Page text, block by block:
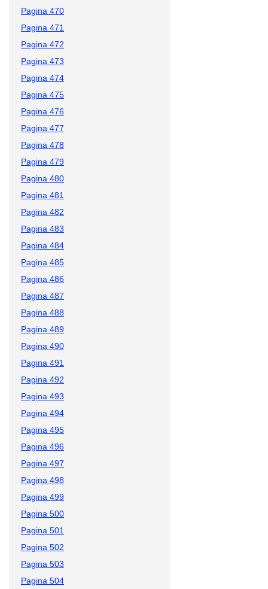
Pagina 470
Pagina 471
Pagina 472
Pagina 473
Pagina 474
Pagina 475
Pagina 476
Pagina 477
Pagina 478
Pagina 479
Pagina 480
Pagina 481
Pagina 482
Pagina 483
Pagina 484
Pagina 485
Pagina 486
Pagina 487
Pagina 488
Pagina 489
Pagina 490
Pagina 491
Pagina 492
Pagina 493
Pagina 494
Pagina 495
Pagina 496
Pagina 497
Pagina 498
Pagina 499
Pagina 500
Pagina 501
Pagina 502
Pagina 503
Pagina 504